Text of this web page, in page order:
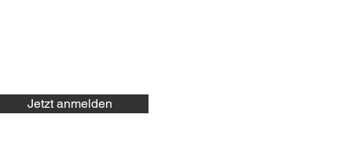
Jetzt anmelden